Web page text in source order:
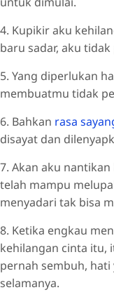
4. Kupikir aku
baru sadar, aku
5. Yang diperlukan
membuatmu tidak
6. Bahkan rasa
disayat dan
7. Akan aku
telah mampu
menyadari tak bisa
8. Ketika engkau
kehilangan cinta itu,
pernah sembuh, hati
selamanya.